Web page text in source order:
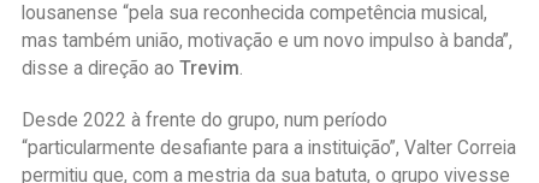
lousanense “pela sua reconhecida competência musical,
mas também união, motivação e um novo impulso à banda”,
disse a direção ao Trevim.
Desde 2022 à frente do grupo, num período
“particularmente desafiante para a instituição”, Valter Correia
permitiu que, com a mestria da sua batuta, o grupo vivesse